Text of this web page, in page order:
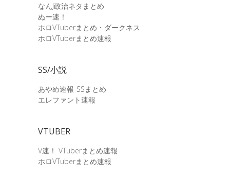
なんJ政治ネタまとめ
ぬー速！
ホロVTuberまとめ・ダークネス
ホロVTuberまとめ速報
SS/小説
あやめ速報-SSまとめ-
エレファント速報
VTUBER
V速！ VTuberまとめ速報
ホロVTuberまとめ速報